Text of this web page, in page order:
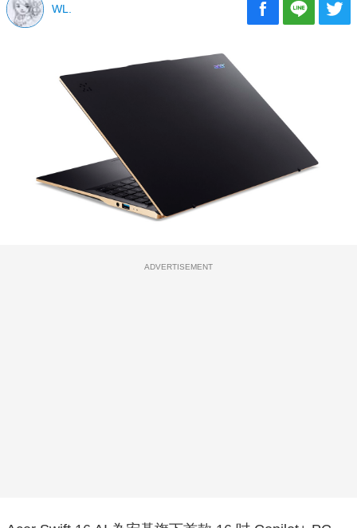
WL.
ADVERTISEMENT